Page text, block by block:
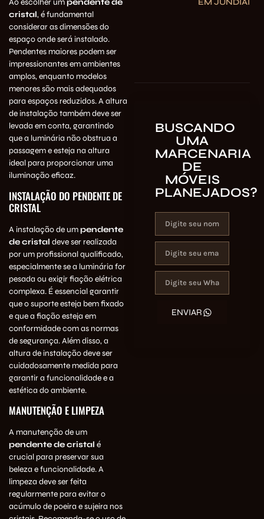
Ao escolher umpendente de
cristal, é fundamental
considerar as dimensões do
espaço onde será instalado.
Pendentes maiores podem ser
impressionantes em ambientes
amplos, enquanto modelos
menores são mais adequados
para espaços reduzidos. A altura
de instalação também deve ser
levada em conta, garantindo
que a luminária não obstrua a
passagem e esteja na altura
ideal para proporcionar uma
iluminação eficaz.
INSTALAÇÃO DO PENDENTE DE
CRISTAL
A instalação de umpendente
de cristal deve ser realizada
por um profissional qualificado,
especialmente se a luminária for
pesada ou exigir fiação elétrica
complexa. É essencial garantir
que o suporte esteja bem fixado
e que a fiação esteja em
conformidade com as normas
de segurança. Além disso, a
altura de instalação deve ser
cuidadosamente medida para
garantir a funcionalidade e a
estética do ambiente.
MANUTENÇÃO E LIMPEZA
A manutenção de um
pendente de cristal é
crucial para preservar sua
beleza e funcionalidade. A
limpeza deve ser feita
regularmente para evitar o
acúmulo de poeira e sujeira nos
BUSCANDO
UMA
MARCENARIA
DE
MÓVEIS
PLANEJADOS?
ENVIAR